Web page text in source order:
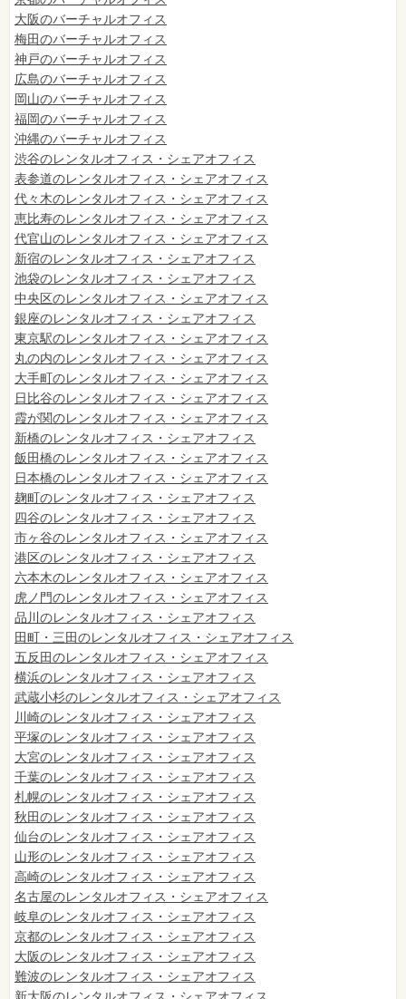
大阪のバーチャルオフィス
梅田のバーチャルオフィス
神戸のバーチャルオフィス
広島のバーチャルオフィス
岡山のバーチャルオフィス
福岡のバーチャルオフィス
沖縄のバーチャルオフィス
渋谷のレンタルオフィス・シェアオフィス
表参道のレンタルオフィス・シェアオフィス
代々木のレンタルオフィス・シェアオフィス
恵比寿のレンタルオフィス・シェアオフィス
代官山のレンタルオフィス・シェアオフィス
新宿のレンタルオフィス・シェアオフィス
池袋のレンタルオフィス・シェアオフィス
中央区のレンタルオフィス・シェアオフィス
銀座のレンタルオフィス・シェアオフィス
東京駅のレンタルオフィス・シェアオフィス
丸の内のレンタルオフィス・シェアオフィス
大手町のレンタルオフィス・シェアオフィス
日比谷のレンタルオフィス・シェアオフィス
霞が関のレンタルオフィス・シェアオフィス
新橋のレンタルオフィス・シェアオフィス
飯田橋のレンタルオフィス・シェアオフィス
日本橋のレンタルオフィス・シェアオフィス
麹町のレンタルオフィス・シェアオフィス
四谷のレンタルオフィス・シェアオフィス
市ヶ谷のレンタルオフィス・シェアオフィス
港区のレンタルオフィス・シェアオフィス
六本木のレンタルオフィス・シェアオフィス
虎ノ門のレンタルオフィス・シェアオフィス
品川のレンタルオフィス・シェアオフィス
田町・三田のレンタルオフィス・シェアオフィス
五反田のレンタルオフィス・シェアオフィス
横浜のレンタルオフィス・シェアオフィス
武蔵小杉のレンタルオフィス・シェアオフィス
川崎のレンタルオフィス・シェアオフィス
平塚のレンタルオフィス・シェアオフィス
大宮のレンタルオフィス・シェアオフィス
千葉のレンタルオフィス・シェアオフィス
札幌のレンタルオフィス・シェアオフィス
秋田のレンタルオフィス・シェアオフィス
仙台のレンタルオフィス・シェアオフィス
山形のレンタルオフィス・シェアオフィス
高崎のレンタルオフィス・シェアオフィス
名古屋のレンタルオフィス・シェアオフィス
岐阜のレンタルオフィス・シェアオフィス
京都のレンタルオフィス・シェアオフィス
大阪のレンタルオフィス・シェアオフィス
難波のレンタルオフィス・シェアオフィス